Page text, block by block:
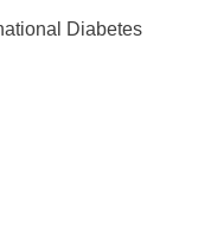
Diabetes